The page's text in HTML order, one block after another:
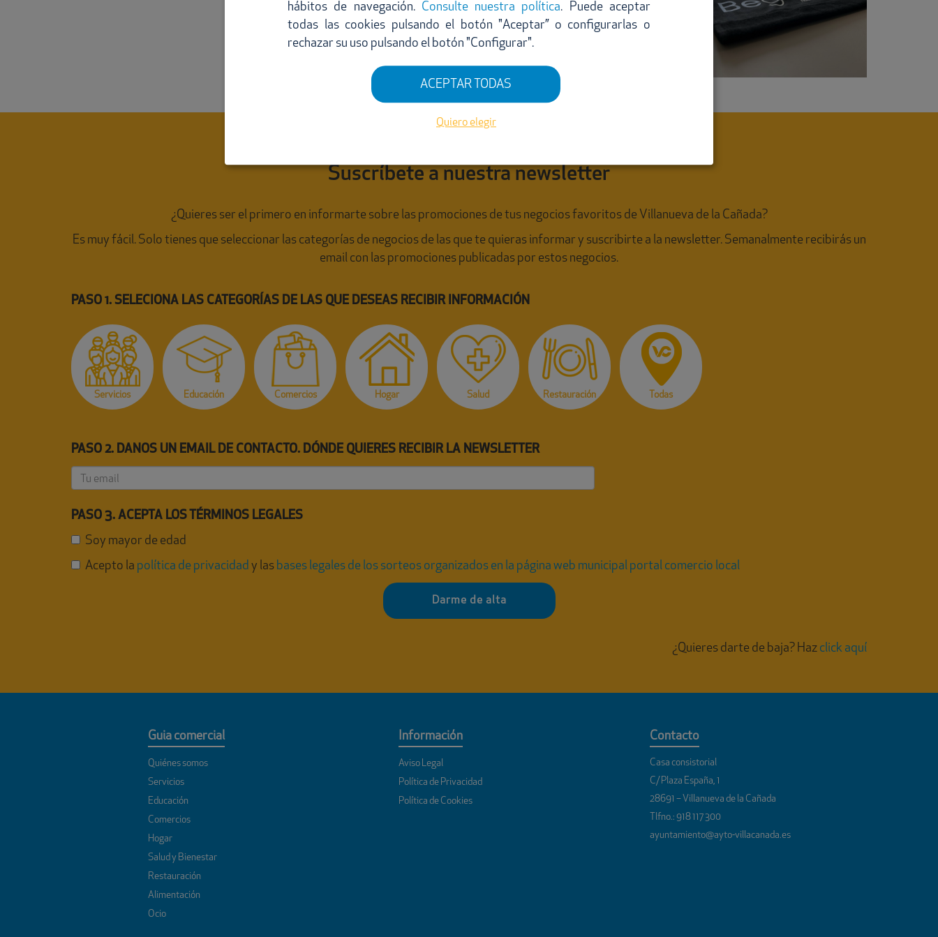
Suscríbete a nuestra newsletter
¿Quieres ser el primero en informarte sobre las promociones de tus negocios favoritos de Villanueva de la Cañada?
Es muy fácil. Solo tienes que seleccionar las categorías de negocios de las que te quieras informar y suscribirte a la newsletter. Semanalmente recibirás un
email con las promociones publicadas por estos negocios.
PASO 1. SELECIONA LAS CATEGORÍAS DE LAS QUE DESEAS RECIBIR INFORMACIÓN
Servicios Educación Comercios Hogar Salud Restauración Todas
PASO 2. DANOS UN EMAIL DE CONTACTO. DÓNDE QUIERES RECIBIR LA NEWSLETTER
PASO 3. ACEPTA LOS TÉRMINOS LEGALES
Soy mayor de edad
Acepto la política de privacidad y las bases legales de los sorteos organizados en la página web municipal portal comercio local
Darme de alta
¿Quieres darte de baja? Haz click aquí
Guia comercial
Quiénes somos
Servicios
Educación
Comercios
Hogar
Salud y Bienestar
Restauración
Alimentación
Ocio
Información
Aviso Legal
Política de Privacidad
Política de Cookies
Contacto
Casa consistorial
C/ Plaza España, 1
28691 – Villanueva de la Cañada
Tlfno.: 918 117 300
ayuntamiento@ayto-villacanada.es
hábitos de navegación. Consulte nuestra política. Puede aceptar
todas las cookies pulsando el botón "Aceptar” o configurarlas o
rechazar su uso pulsando el botón "Configurar".
Quiero elegir
ACEPTAR TODAS